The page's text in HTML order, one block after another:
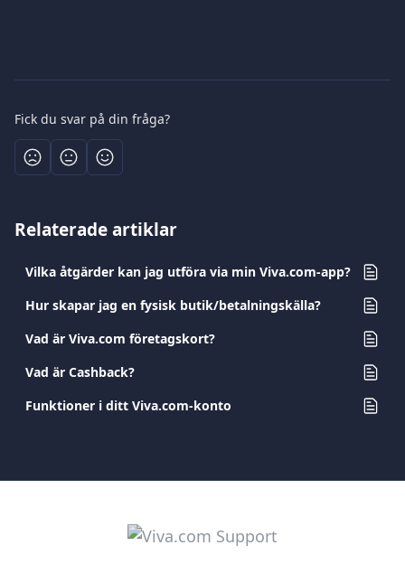
Fick du svar på din fråga?
Relaterade artiklar
Vilka åtgärder kan jag utföra via min Viva.com-app?
Hur skapar jag en fysisk butik/betalningskälla?
Vad är Viva.com företagskort?
Vad är Cashback?
Funktioner i ditt Viva.com-konto